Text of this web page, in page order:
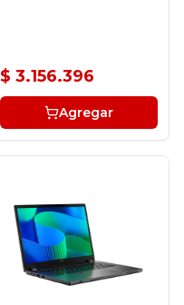
$ 3.156.396
Agregar